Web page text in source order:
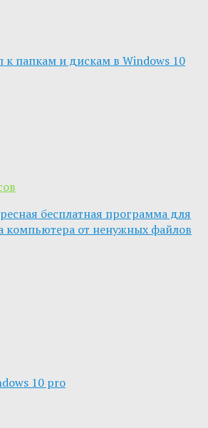
папкам и дискам в Windows 10
бесплатная программа для
компьютера от ненужных файлов
10 pro